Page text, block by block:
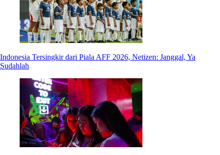
Indonesia Tersingkir dari Piala AFF 2026, Netizen: Janggal, Ya
Sudahlah